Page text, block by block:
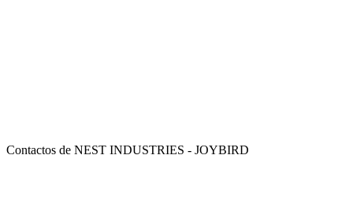
Contactos de NEST INDUSTRIES - JOYBIRD